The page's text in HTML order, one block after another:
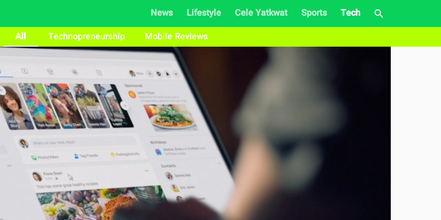
News Lifestyle Cele Yatkwat Sports
Tech
All
Technopreneurship
Mobile Reviews